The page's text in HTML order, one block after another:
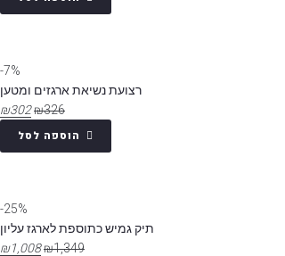
7%-
רצועת נשיאת ארגזים ומטען
₪326
₪302
הוספה לסל
25%-
תיק גמיש כתוספת לארגז עליון
₪1,349
₪1,008